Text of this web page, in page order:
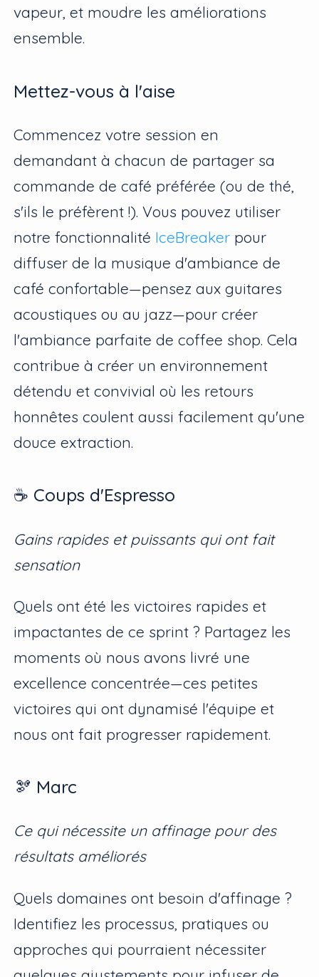
vapeur, et moudre les améliorations
ensemble.
Mettez-vous à l'aise
Commencez votre session en
demandant à chacun de partager sa
commande de café préférée (ou de thé,
s'ils le préfèrent !). Vous pouvez utiliser
notre fonctionnalité IceBreaker pour
diffuser de la musique d'ambiance de
café confortable—pensez aux guitares
acoustiques ou au jazz—pour créer
l'ambiance parfaite de coffee shop. Cela
contribue à créer un environnement
détendu et convivial où les retours
honnêtes coulent aussi facilement qu'une
douce extraction.
☕ Coups d'Espresso
Gains rapides et puissants qui ont fait
sensation
Quels ont été les victoires rapides et
impactantes de ce sprint ? Partagez les
moments où nous avons livré une
excellence concentrée—ces petites
victoires qui ont dynamisé l'équipe et
nous ont fait progresser rapidement.
🫘 Marc
Ce qui nécessite un affinage pour des
résultats améliorés
Quels domaines ont besoin d'affinage ?
Identifiez les processus, pratiques ou
approches qui pourraient nécessiter